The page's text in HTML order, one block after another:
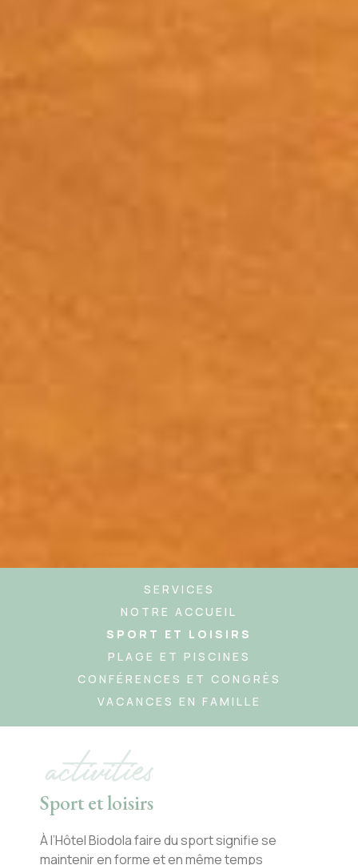
SERVICES
NOTRE ACCUEIL
SPORT ET LOISIRS
PLAGE ET PISCINES
CONFÉRENCES ET CONGRÈS
VACANCES EN FAMILLE
Sport et loisirs
activities
À l’Hôtel Biodola faire du sport signifie se
maintenir en forme et en même temps